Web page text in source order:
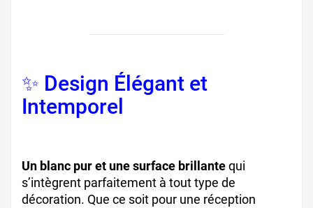
✨ Design Élégant et
Intemporel
Un blanc pur et une surface brillantequi
s’intègrent parfaitement à tout type de
décoration. Que ce soit pour une réception